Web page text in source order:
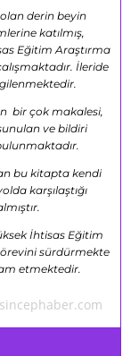
derin beyin
katılmış,
Eğitim Araştırma
İleride
bir çok makalesi,
ve bildiri
bu kitapta kendi
karşılaştığı
İhtisas Eğitim
sürdürmekte
etmektedir.